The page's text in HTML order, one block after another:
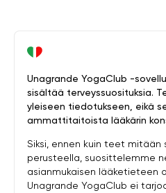
Unagrande YogaClub -
sisältää terveyssuosituksia.
yleiseen tiedotukseen, eikä
ammattitaitoista lääkärin
Siksi, ennen kuin teet mitään
perusteella, suosittelemme
asianmukaisen lääketieteen
Unagrande YogaClub ei